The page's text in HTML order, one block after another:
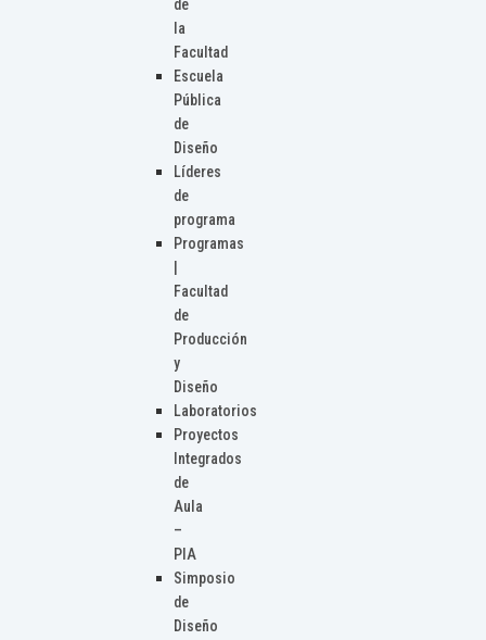
de
la
Facultad
Escuela
Pública
de
Diseño
Líderes
de
programa
Programas
Facultad
de
Producción
y
Diseño
Laboratorios
Proyectos
Integrados
de
Aula
–
PIA
Simposio
de
Diseño